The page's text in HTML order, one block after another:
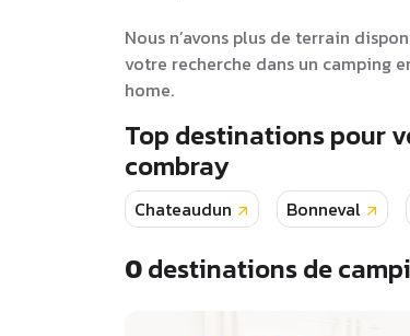
Nous n’avons plus de terrain
votre recherche dans un camping
home.
Top destinations pour
combray
Chateaudun Bonneval
0destinations de